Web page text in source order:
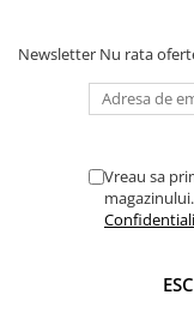
Newsletter Nu rata
Vreau sa